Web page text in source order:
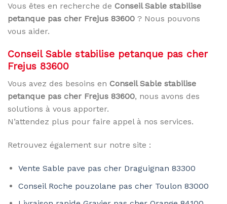
Vous êtes en recherche de Conseil Sable stabilise
petanque pas cher Frejus 83600 ? Nous pouvons
vous aider.
Conseil Sable stabilise petanque pas cher
Frejus 83600
Vous avez des besoins en Conseil Sable stabilise
petanque pas cher Frejus 83600, nous avons des
solutions à vous apporter.
N’attendez plus pour faire appel à nos services.
Retrouvez également sur notre site :
Vente Sable pave pas cher Draguignan 83300
Conseil Roche pouzolane pas cher Toulon 83000